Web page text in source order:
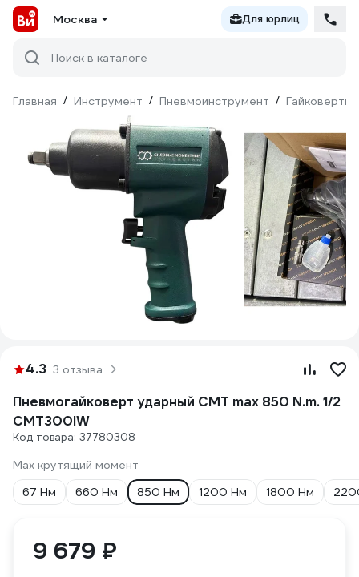
Москва Для юрлиц
Поиск в каталоге
Главная / Инструмент / Пневмоинструмент / Гайковерты
4.3 3 отзыва
Пневмогайковерт ударный СМТ max 850 N.m. 1/2
CMT300IW
Код товара: 37780308
Max крутящий момент
67 Нм
660 Нм 850 Нм 1200 Нм 1800 Нм
9 679 ₽